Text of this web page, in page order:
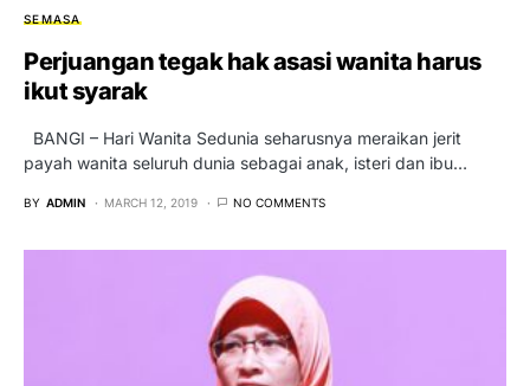
SEMASA
Perjuangan tegak hak asasi wanita harus
ikut syarak
BANGI – Hari Wanita Sedunia seharusnya meraikan jerit
payah wanita seluruh dunia sebagai anak, isteri dan ibu…
BY ADMIN MARCH 12, 2019 NO COMMENTS